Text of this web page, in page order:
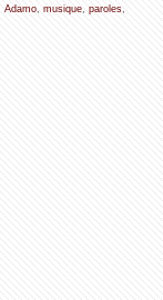
Adamo, musique, paroles,